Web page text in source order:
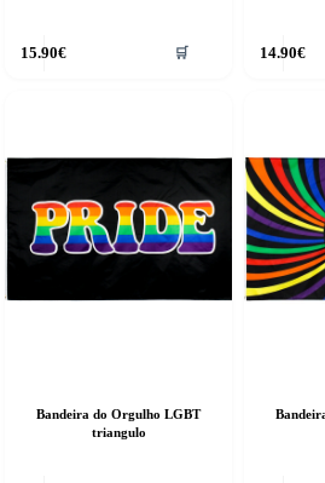
15.90€ 🛒 14.90€
Bandeira do Orgulho LGBT
triangulo